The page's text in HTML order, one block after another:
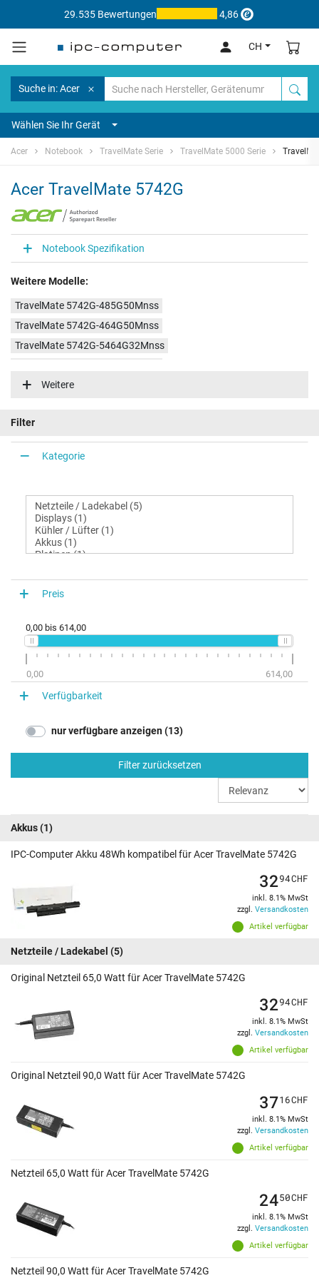
29.535 Bewertungen 4,86
CH
Suche in: Acer
Wählen Sie Ihr Gerät
Acer Notebook TravelMate Serie TravelMate 5000 Serie
Acer TravelMate 5742G
Notebook Spezifikation
Weitere Modelle:
TravelMate 5742G-485G50Mnss
TravelMate 5742G-464G50Mnss
TravelMate 5742G-5464G32Mnss
Weitere
Filter
Kategorie
Preis
0,00 bis 614,00
0,00 614,00
Verfügbarkeit
nur verfügbare anzeigen (13)
Filter zurücksetzen
Akkus(1)
IPC-Computer Akku 48Wh kompatibel für Acer TravelMate 5742G
Artikel verfügbar
3294CHF
inkl. 8.1% MwSt
zzgl. Versandkosten
Netzteile / Ladekabel (5)
Original Netzteil 65,0 Watt für Acer TravelMate 5742G
Artikel verfügbar
3294CHF
inkl. 8.1% MwSt
zzgl. Versandkosten
Original Netzteil 90,0 Watt für Acer TravelMate 5742G
Artikel verfügbar
3716CHF
inkl. 8.1% MwSt
zzgl. Versandkosten
Netzteil 65,0 Watt für Acer TravelMate 5742G
Artikel verfügbar
2450CHF
inkl. 8.1% MwSt
zzgl. Versandkosten
Netzteil 90,0 Watt für Acer TravelMate 5742G